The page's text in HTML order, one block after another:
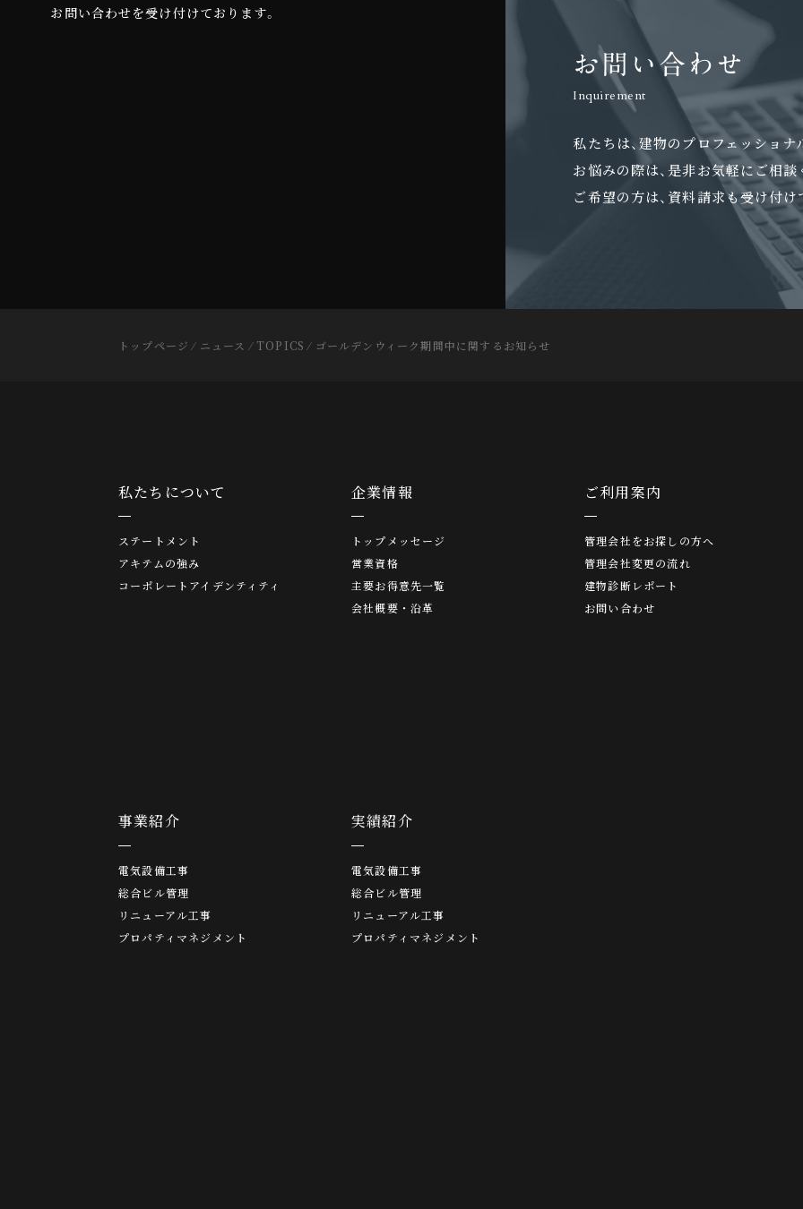
お問い合わせを受け付けております。
お問い合わせ
Inquirement
私たちは、建物のプロフェッショナ
お悩みの際は、是非お気軽にご相談
ご希望の方は、資料請求も受け付け
トップページ ⁄ ニュース ⁄ TOPICS ⁄ ゴールデンウィーク期間中に関するお知らせ
私たちについて
ステートメント
アキテムの強み
コーポレートアイデンティティ
企業情報
トップメッセージ
営業資格
主要お得意先一覧
会社概要・沿革
ご利用案内
管理会社をお探しの方へ
管理会社変更の流れ
建物診断レポート
お問い合わせ
事業紹介
電気設備工事
総合ビル管理
リニューアル工事
プロパティマネジメント
実績紹介
電気設備工事
総合ビル管理
リニューアル工事
プロパティマネジメント